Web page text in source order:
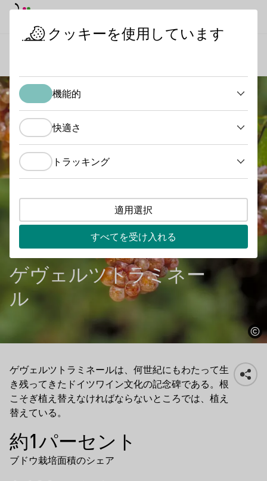
ゲヴェルツトラミネー
ル
ゲヴェルツトラミネールは、何世紀にもわたって生
き残ってきたドイツワイン文化の記念碑である。根
こそぎ植え替えなければならないところでは、植え
替えている。
事実
約1パーセント
ブドウ栽培面積のシェア
クッキーを使用しています
機能的
快適さ
トラッキング
適用選択
すべてを受け入れる